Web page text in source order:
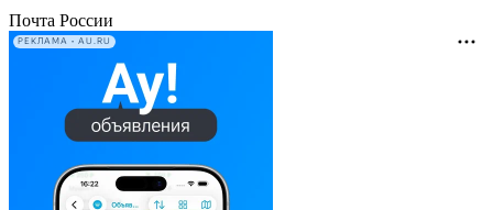
Почта России
РЕКЛАМА • AU.RU